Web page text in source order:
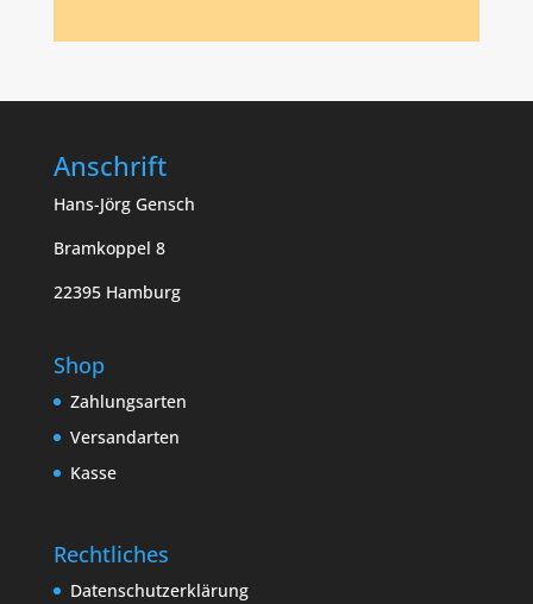
Anschrift
Hans-Jörg Gensch
Bramkoppel 8
22395 Hamburg
Shop
Zahlungsarten
Versandarten
Kasse
Rechtliches
Datenschutzerklärung